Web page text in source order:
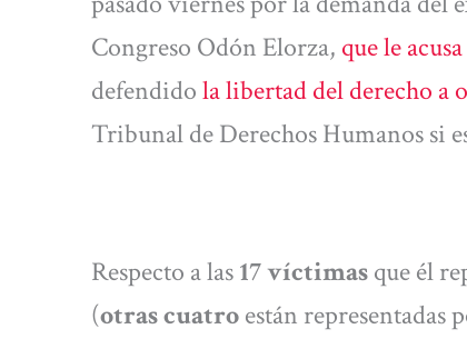
Congreso Odón Elorza, que le
defendidola libertad del derecho a
Tribunal de Derechos Humanos si
Respecto a las17 víctimasque él
(otras cuatroestán